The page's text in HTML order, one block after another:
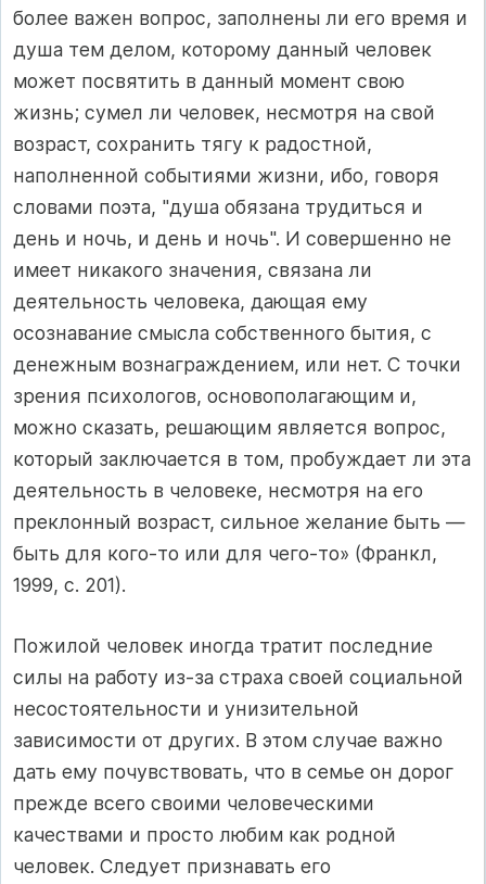
более важен вопрос, заполнены ли его время и
душа тем делом, которому данный человек
может посвятить в данный момент свою
жизнь; сумел ли человек, несмотря на свой
возраст, сохранить тягу к радостной,
наполненной событиями жизни, ибо, говоря
словами поэта, "душа обязана трудиться и
день и ночь, и день и ночь". И совершенно не
имеет никакого значения, связана ли
деятельность человека, дающая ему
осознавание смысла собственного бытия, с
денежным вознаграждением, или нет. С точки
зрения психологов, основополагающим и,
можно сказать, решающим является вопрос,
который заключается в том, пробуждает ли эта
деятельность в человеке, несмотря на его
преклонный возраст, сильное желание быть —
быть для кого-то или для чего-то» (Франкл,
1999, с. 201).
Пожилой человек иногда тратит последние
силы на работу из-за страха своей социальной
несостоятельности и унизительной
зависимости от других. В этом случае важно
дать ему почувствовать, что в семье он дорог
прежде всего своими человеческими
качествами и просто любим как родной
человек. Следует признавать его